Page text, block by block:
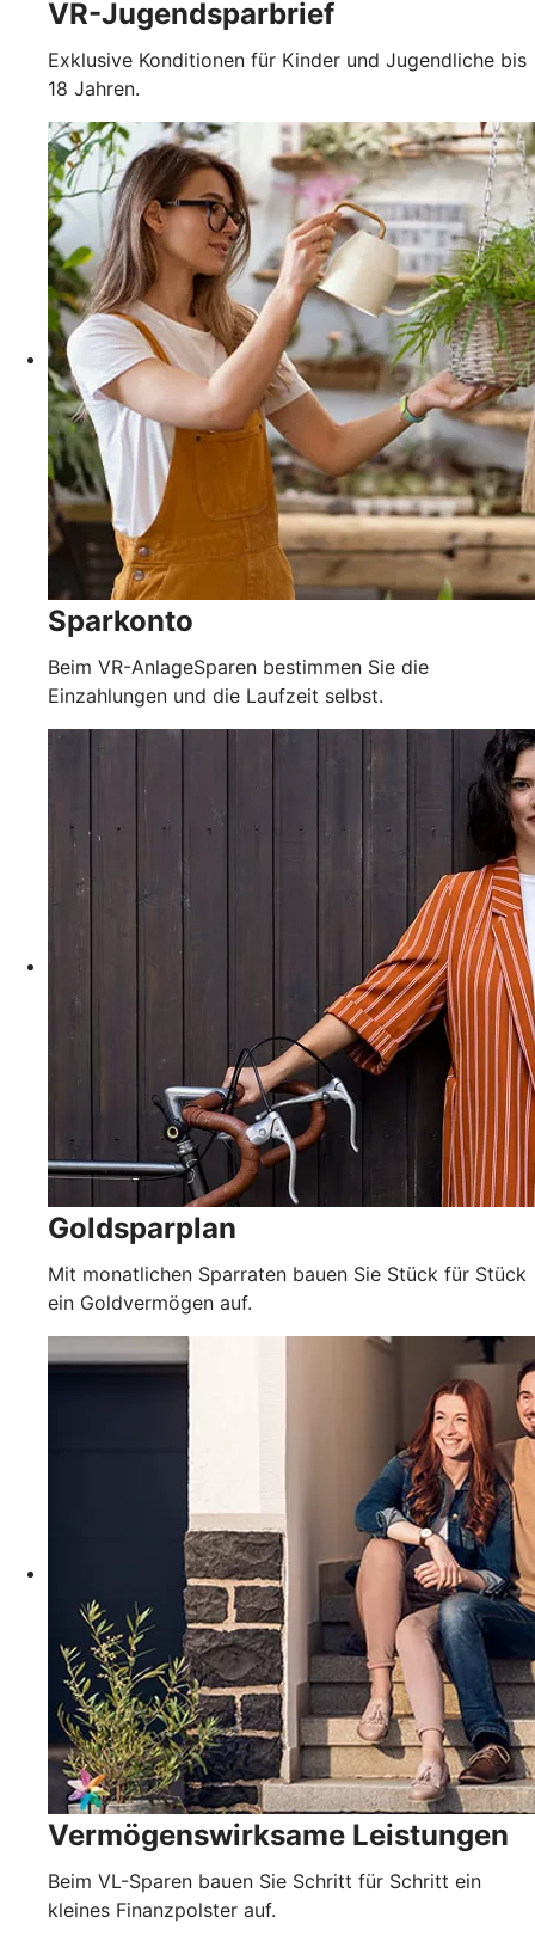
VR-Jugendsparbrief
Exklusive Konditionen für Kinder und Jugendliche bis
18 Jahren.
Sparkonto
Beim VR-AnlageSparen bestimmen Sie die
Einzahlungen und die Laufzeit selbst.
Goldsparplan
Mit monatlichen Sparraten bauen Sie Stück für Stück
ein Goldvermögen auf.
Vermögenswirksame Leistungen
Beim VL-Sparen bauen Sie Schritt für Schritt ein
kleines Finanzpolster auf.